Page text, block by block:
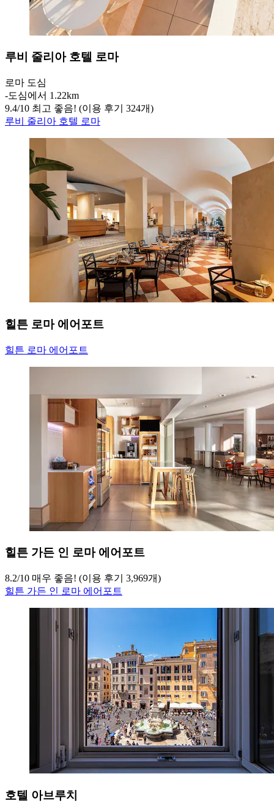
루비 줄리아 호텔 로마
로마 도심
‐도심에서 1.22km
9.4/10 최고 좋음! (이용 후기 324개)
루비 줄리아 호텔 로마
힐튼 로마 에어포트
힐튼 로마 에어포트
힐튼 가든 인 로마 에어포트
8.2/10 매우 좋음! (이용 후기 3,969개)
힐튼 가든 인 로마 에어포트
호텔 아브루치